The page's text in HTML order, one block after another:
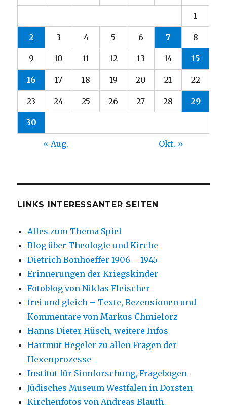
1
2 3 4 5 6 7 8
9 10 11 12 13 14 15
16 17 18 19 20 21 22
23 24 25 26 27 28 29
30
« Aug. Okt. »
LINKS INTERESSANTER SEITEN
Alles zum Thema Spiel
Blog über Theologie und Kirche
Dietrich Bonhoeffer 1906 – 1945
Erinnerungen der Kriegskinder
Fotoblog von Niklas Fleischer
frei und gleich – Texte, Rezensionen und
Kommentare von Markus Chmielorz
Hanns Dieter Hüsch, weitere Infos
Hartmut Hegeler zu allen Fragen der
Hexenprozesse
Institut für Sinnforschung, Fragebogen
Jüdisches Museum Westfalen in Dorsten
Kirchenfotos von Andreas Blauth